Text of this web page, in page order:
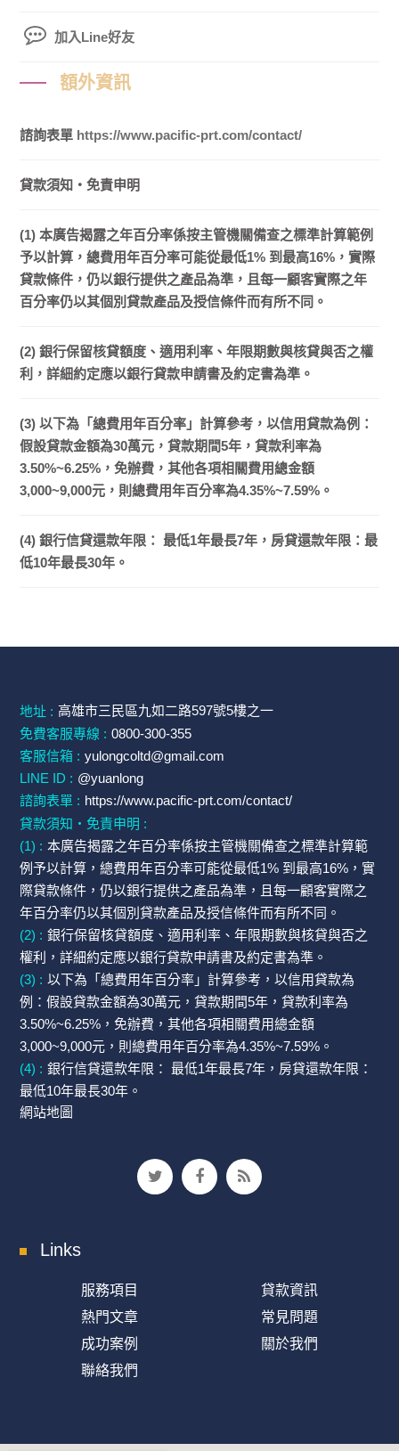
加入Line好友
額外資訊
諮詢表單 https://www.pacific-prt.com/contact/
貸款須知・免責申明
(1) 本廣告揭露之年百分率係按主管機關備查之標準計算範例
予以計算，總費用年百分率可能從最低1% 到最高16%，實際
貸款條件，仍以銀行提供之產品為準，且每一顧客實際之年
百分率仍以其個別貸款產品及授信條件而有所不同。
(2) 銀行保留核貸額度、適用利率、年限期數與核貸與否之權
利，詳細約定應以銀行貸款申請書及約定書為準。
(3) 以下為「總費用年百分率」計算參考，以信用貸款為例：
假設貸款金額為30萬元，貸款期間5年，貸款利率為
3.50%~6.25%，免辦費，其他各項相關費用總金額
3,000~9,000元，則總費用年百分率為4.35%~7.59%。
(4) 銀行信貸還款年限： 最低1年最長7年，房貸還款年限：最
低10年最長30年。
地址 : 高雄市三民區九如二路597號5樓之一
免費客服專線 : 0800-300-355
客服信箱 : yulongcoltd@gmail.com
LINE ID : @yuanlong
諮詢表單 : https://www.pacific-prt.com/contact/
貸款須知・免責申明 :
(1) : 本廣告揭露之年百分率係按主管機關備查之標準計算範
例予以計算，總費用年百分率可能從最低1% 到最高16%，實
際貸款條件，仍以銀行提供之產品為準，且每一顧客實際之
年百分率仍以其個別貸款產品及授信條件而有所不同。
(2) : 銀行保留核貸額度、適用利率、年限期數與核貸與否之
權利，詳細約定應以銀行貸款申請書及約定書為準。
(3) : 以下為「總費用年百分率」計算參考，以信用貸款為
例：假設貸款金額為30萬元，貸款期間5年，貸款利率為
3.50%~6.25%，免辦費，其他各項相關費用總金額
3,000~9,000元，則總費用年百分率為4.35%~7.59%。
(4) : 銀行信貸還款年限： 最低1年最長7年，房貸還款年限：
最低10年最長30年。
網站地圖
Links
服務項目
貸款資訊
熱門文章
常見問題
成功案例
關於我們
聯絡我們